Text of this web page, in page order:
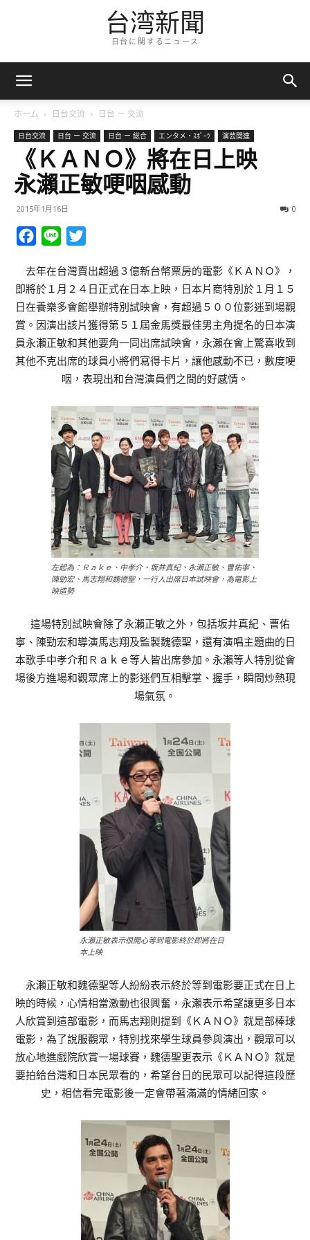
台湾新聞
日台に関するニュース
ホーム 日台交流 日台 ー 交流
日台交流 日台 ー 交流 日台 ー 総合 エンタメ・ｽﾎﾟｰﾂ 演芸関連
《ＫＡＮＯ》將在日上映
永瀨正敏哽咽感動
2015年1月16日 0
Facebook
Line
去年在台灣賣出超過３億新台幣票房的電影《ＫＡＮＯ》，
即將於１月２４日正式在日本上映，日本片商特別於１月１５
日在養樂多會館舉辦特別試映會，有超過５００位影迷到場觀
賞。因演出該片獲得第５１屆金馬獎最佳男主角提名的日本演
員永瀨正敏和其他要角一同出席試映會，永瀨在會上驚喜收到
其他不克出席的球員小將們寫得卡片，讓他感動不已，數度哽
咽，表現出和台灣演員們之間的好感情。
左起為：Ｒａｋｅ、中孝介、坂井真紀、永瀨正敏、曹佑寧、
陳勁宏、馬志翔和魏德聖，一行人出席日本試映會，為電影上
映造勢
這場特別試映會除了永瀨正敏之外，包括坂井真紀、曹佑
寧、陳勁宏和導演馬志翔及監製魏德聖，還有演唱主題曲的日
本歌手中孝介和Ｒａｋｅ等人皆出席參加。永瀨等人特別從會
場後方進場和觀眾席上的影迷們互相擊掌、握手，瞬間炒熱現
場氣氛。
永瀨正敏表示很開心等到電影終於即將在日
本上映
永瀨正敏和魏德聖等人紛紛表示終於等到電影要正式在日上
映的時候，心情相當激動也很興奮，永瀨表示希望讓更多日本
人欣賞到這部電影，而馬志翔則提到《ＫＡＮＯ》就是部棒球
電影，為了說服觀眾，特別找來學生球員參與演出，觀眾可以
放心地進戲院欣賞一場球賽，魏德聖更表示《ＫＡＮＯ》就是
要拍給台灣和日本民眾看的，希望台日的民眾可以記得這段歷
史，相信看完電影後一定會帶著滿滿的情緒回家。